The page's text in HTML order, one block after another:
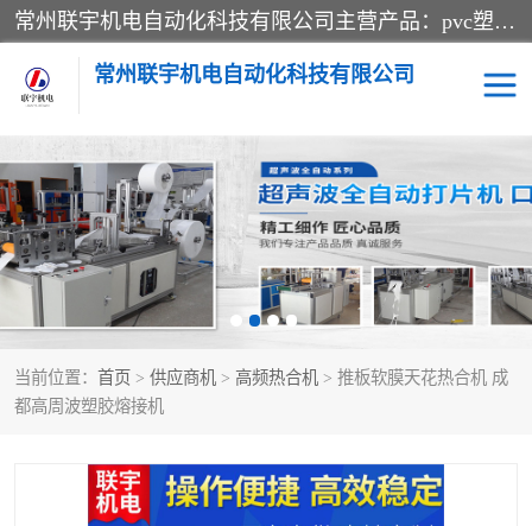
常州联宇机电自动化科技有限公司主营产品：pvc塑料焊机、高频热合机、软膜天花压边机、服装布料凹凸压花机、布料3d压印设备、服装植胶设备、超声波布料花边机、无纺布热合机、全自动压花机。
常州联宇机电自动化科技有限公司
当前位置： 首页 > 供应商机 > 高频热合机 > 推板软膜天花热合机 成
都高周波塑胶熔接机
压花定型机以及压花模具 超声波热合机
高频热合机 超声波花边机
超声波复合压花机 凹凸压花机压标机
3040凹凸压花机 双头服装凹凸压花机
高频压花压标机 自动超声波打片成型机